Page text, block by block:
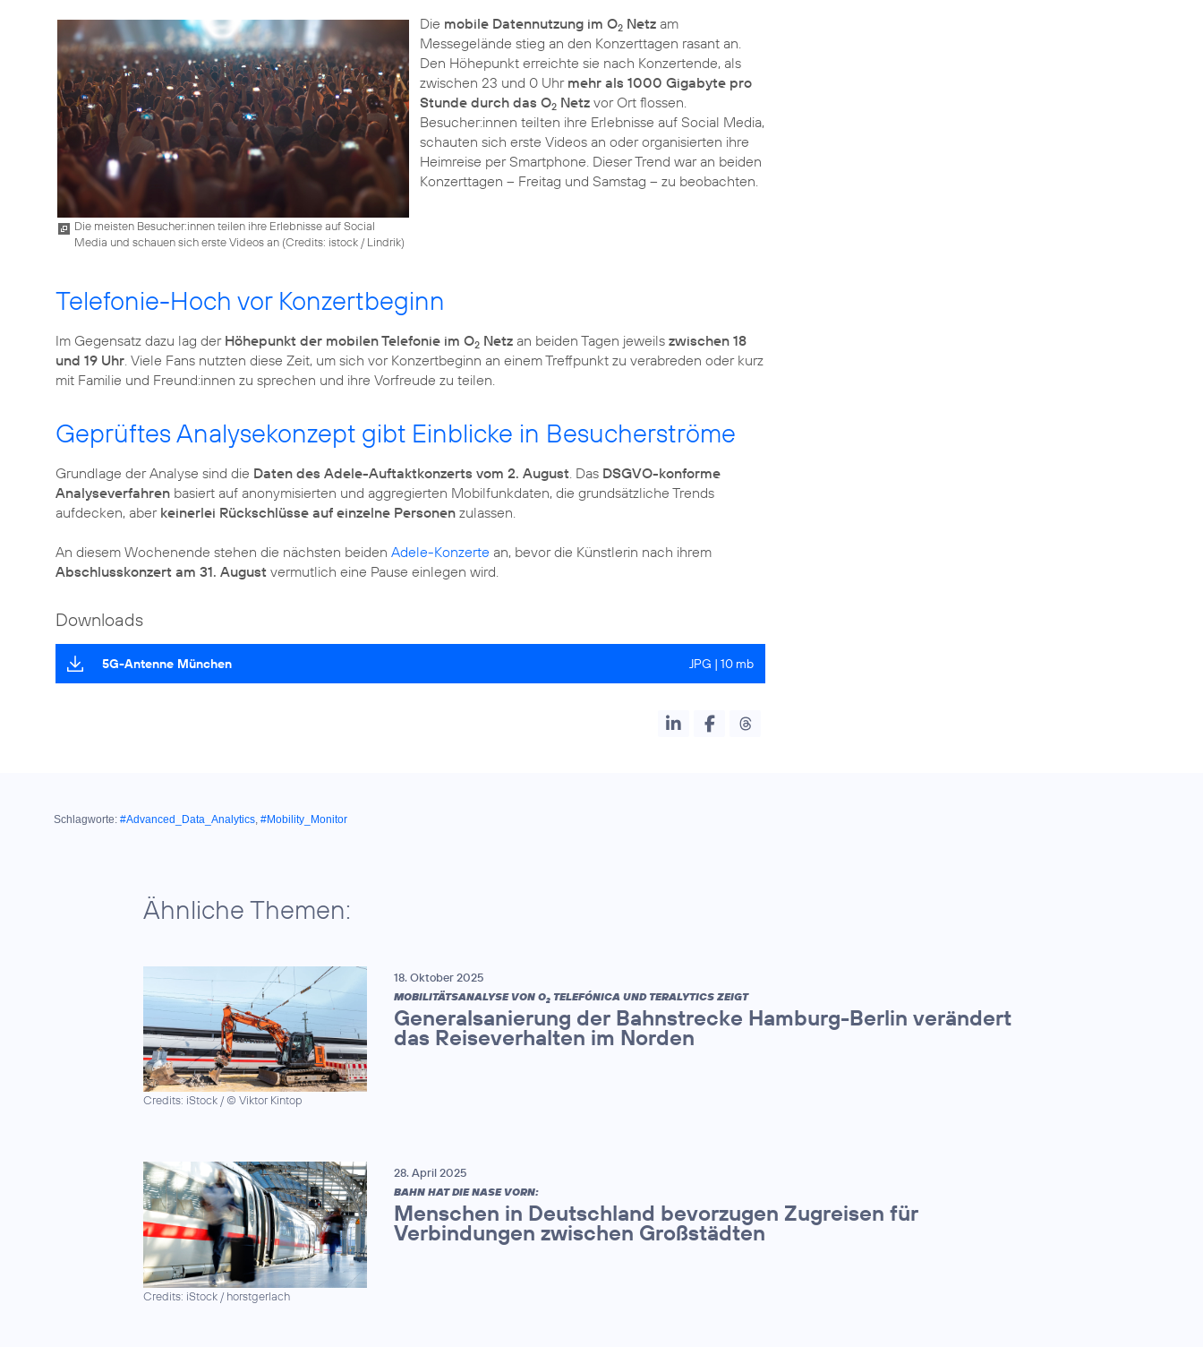
Die meisten Besucher:innen teilen ihre Erlebnisse auf Social
Media und schauen sich erste Videos an (Credits: istock / Lindrik)
Die mobile Datennutzung im O2Netzam
Messegelände stieg an den Konzerttagen rasant an.
Den Höhepunkt erreichte sie nach Konzertende, als
zwischen 23 und 0 Uhr mehr als 1000 Gigabyte pro
Stunde durch das O2Netzvor Ort flossen.
Besucher:innen teilten ihre Erlebnisse auf Social Media,
schauten sich erste Videos an oder organisierten ihre
Heimreise per Smartphone. Dieser Trend war an beiden
Konzerttagen – Freitag und Samstag – zu beobachten.
Telefonie-Hoch vor Konzertbeginn
Im Gegensatz dazu lag der Höhepunkt der mobilen Telefonie im O2 Netz an beiden Tagen jeweils zwischen 18
und 19 Uhr . Viele Fans nutzten diese Zeit, um sich vor Konzertbeginn an einem Treffpunkt zu verabreden oder kurz
mit Familie und Freund:innen zu sprechen und ihre Vorfreude zu teilen.
Geprüftes Analysekonzept gibt Einblicke in Besucherströme
Grundlage der Analyse sind die Daten des Adele-Auftaktkonzerts vom 2. August . Das DSGVO-konforme
Analyseverfahren basiert auf anonymisierten und aggregierten Mobilfunkdaten, die grundsätzliche Trends
aufdecken, aber keinerlei Rückschlüsse auf einzelne Personen zulassen.
An diesem Wochenende stehen die nächsten beiden Adele-Konzerte an, bevor die Künstlerin nach ihrem
Abschlusskonzert am 31. August vermutlich eine Pause einlegen wird.
Downloads
5G-Antenne München JPG | 10 mb
Schlagworte: #Advanced_Data_Analytics, #Mobility_Monitor
Ähnliche Themen:
Credits: iStock / © Viktor Kintop
18. Oktober 2025
MOBILITÄTSANALYSE VON O2 TELEFÓNICA UND TERALYTICS ZEIGT
Generalsanierung der Bahnstrecke Hamburg-Berlin verändert
das Reiseverhalten im Norden
Credits: iStock / horstgerlach
28. April 2025
BAHN HAT DIE NASE VORN:
Menschen in Deutschland bevorzugen Zugreisen für
Verbindungen zwischen Großstädten